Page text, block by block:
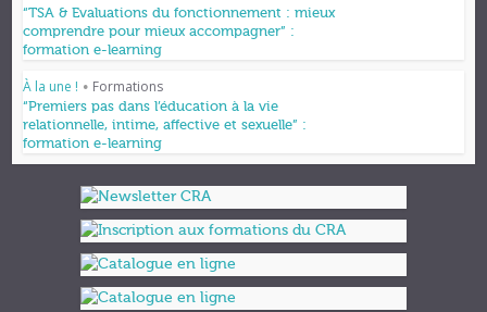
“TSA & Evaluations du fonctionnement : mieux
comprendre pour mieux accompagner” :
formation e-learning
À la une ! • Formations
“Premiers pas dans l’éducation à la vie
relationnelle, intime, affective et sexuelle” :
formation e-learning